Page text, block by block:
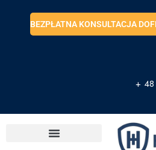
BEZPŁATNA KONSULTACJA
+